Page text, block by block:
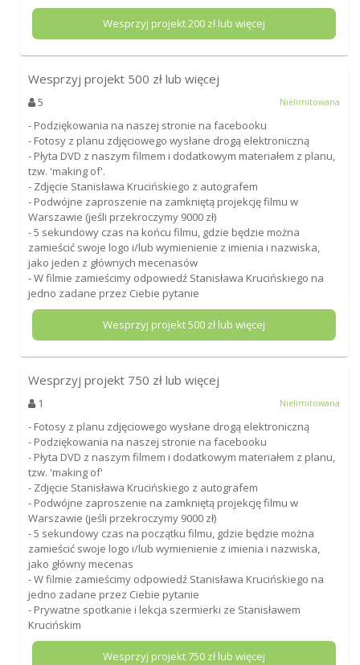
Wesprzyj projekt200zł lub więcej
Wesprzyj projekt 500 zł lub więcej
5 Nielimitowana
- Podziękowania na naszej stronie na facebooku
- Fotosy z planu zdjęciowego wysłane drogą elektroniczną
- Płyta DVD z naszym filmem i dodatkowym materiałem z planu,
tzw. 'making of'.
- Zdjęcie Stanisława Krucińskiego z autografem
- Podwójne zaproszenie na zamkniętą projekcję filmu w
Warszawie (jeśli przekroczymy 9000 zł)
- 5 sekundowy czas na końcu filmu, gdzie będzie można
zamieścić swoje logo i/lub wymienienie z imienia i nazwiska,
jako jeden z głównych mecenasów
- W filmie zamieścimy odpowiedź Stanisława Krucińskiego na
jedno zadane przez Ciebie pytanie
Wesprzyj projekt500zł lub więcej
Wesprzyj projekt 750 zł lub więcej
1 Nielimitowana
- Fotosy z planu zdjęciowego wysłane drogą elektroniczną
- Podziękowania na naszej stronie na facebooku
- Płyta DVD z naszym filmem i dodatkowym materiałem z planu,
tzw. 'making of'
- Zdjęcie Stanisława Krucińskiego z autografem
- Podwójne zaproszenie na zamkniętą projekcję filmu w
Warszawie (jeśli przekroczymy 9000 zł)
- 5 sekundowy czas na początku filmu, gdzie będzie można
zamieścić swoje logo i/lub wymienienie z imienia i nazwiska,
jako główny mecenas
- W filmie zamieścimy odpowiedź Stanisława Krucińskiego na
jedno zadane przez Ciebie pytanie
- Prywatne spotkanie i lekcja szermierki ze Stanisławem
Krucińskim
Wesprzyj projekt750zł lub więcej